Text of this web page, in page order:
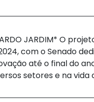
JARDIM* O
com o Senado
até o final do
setores e na vida